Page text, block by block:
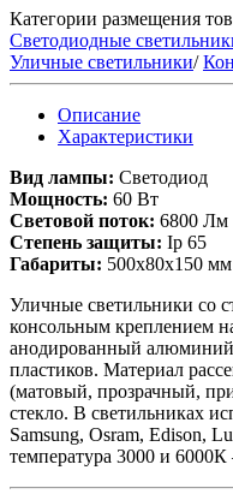
Категории размещения
Светодиодные
Уличные светильники/
Описание
Характеристики
Вид лампы: Светодиод
Мощность: 60 Вт
Световой поток: 6800 Лм
Степень защиты: Ip 65
Габариты: 500х80х150 мм
Уличные светильники со
консольным креплением
анодированный алюминий
пластиков. Материал
(матовый, прозрачный,
стекло. В светильниках
Samsung, Osram, Edison,
температура 3000 и 6000К